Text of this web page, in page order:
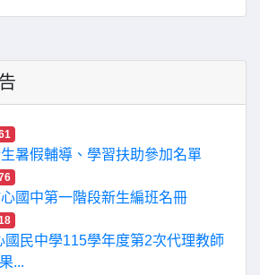
暑假輔導、學習扶助參加名單
國中第一階段新生編班名冊
國民中學115學年度第2次代理教師
...